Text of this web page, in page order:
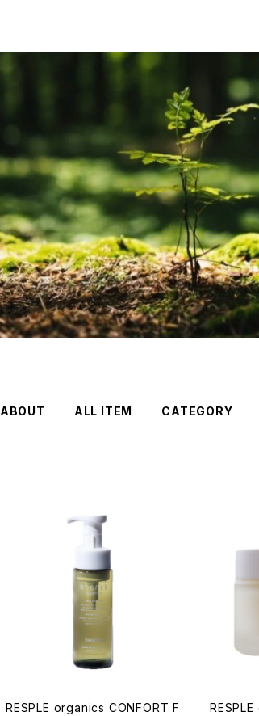
ABOUT ALL ITEM CATEGORY
RESPLE organics CONFORT F